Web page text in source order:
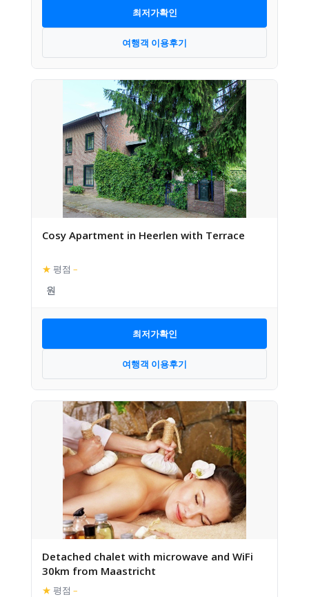
최저가확인
여행객 이용후기
Cosy Apartment in Heerlen with Terrace
★ 평점 –
최저가확인
여행객 이용후기
Detached chalet with microwave and WiFi
30km from Maastricht
★ 평점 –